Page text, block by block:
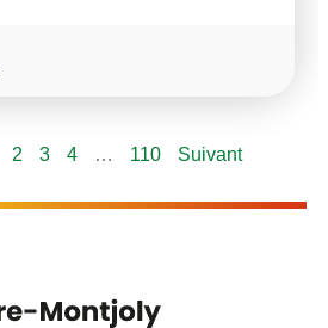
2 3 4 … 110 Suivant